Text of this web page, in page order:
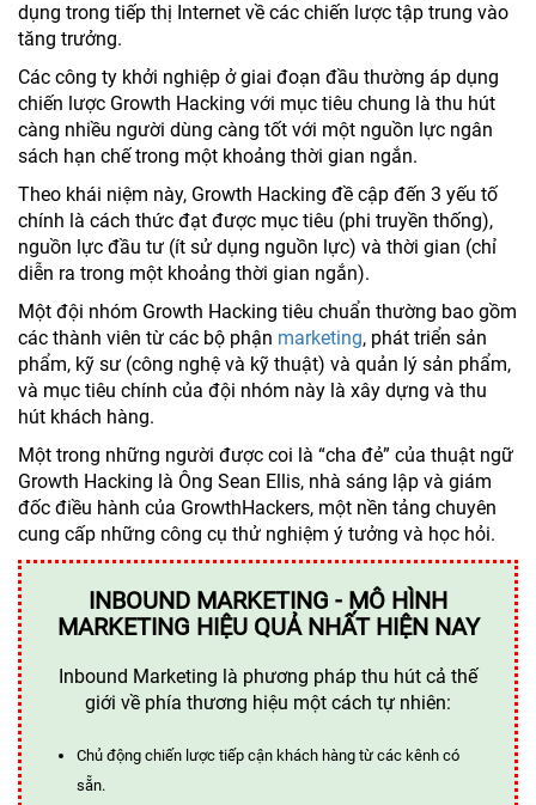
dụng trong tiếp thị Internet về các chiến lược tập trung vào
tăng trưởng.
Các công ty khởi nghiệp ở giai đoạn đầu thường áp dụng
chiến lược Growth Hacking với mục tiêu chung là thu hút
càng nhiều người dùng càng tốt với một nguồn lực ngân
sách hạn chế trong một khoảng thời gian ngắn.
Theo khái niệm này, Growth Hacking đề cập đến 3 yếu tố
chính là cách thức đạt được mục tiêu (phi truyền thống),
nguồn lực đầu tư (ít sử dụng nguồn lực) và thời gian (chỉ
diễn ra trong một khoảng thời gian ngắn).
Một đội nhóm Growth Hacking tiêu chuẩn thường bao gồm
các thành viên từ các bộ phận marketing, phát triển sản
phẩm, kỹ sư (công nghệ và kỹ thuật) và quản lý sản phẩm,
và mục tiêu chính của đội nhóm này là xây dựng và thu
hút khách hàng.
Một trong những người được coi là “cha đẻ” của thuật ngữ
Growth Hacking là Ông Sean Ellis, nhà sáng lập và giám
đốc điều hành của GrowthHackers, một nền tảng chuyên
cung cấp những công cụ thử nghiệm ý tưởng và học hỏi.
INBOUND MARKETING - MÔ HÌNH
MARKETING HIỆU QUẢ NHẤT HIỆN NAY
Inbound Marketing là phương pháp thu hút cả thế
giới về phía thương hiệu một cách tự nhiên:
Chủ động chiến lược tiếp cận khách hàng từ các kênh có
sẵn.